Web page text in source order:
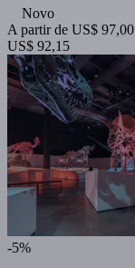
Novo
A partir de US$ 97,00
US$ 92,15
-5%